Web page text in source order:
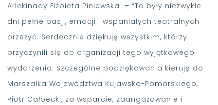
Arlekinady Elżbieta Piniewska – “To były niezwykłe
dni pełne pasji, emocji i wspaniałych teatralnych
przeżyć. Serdecznie dziękuję wszystkim, którzy
przyczynili się do organizacji tego wyjątkowego
wydarzenia. Szczególne podziękowania kieruję do
Marszałka Województwa Kujawsko-Pomorskiego,
Piotr Całbecki, za wsparcie, zaangażowanie i